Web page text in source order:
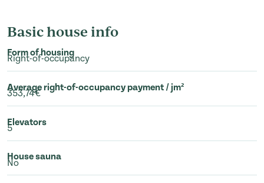
Basic house info
Form of housing
Right-of-occupancy
Average right-of-occupancy payment / jm²
353,74€
Elevators
5
House sauna
No